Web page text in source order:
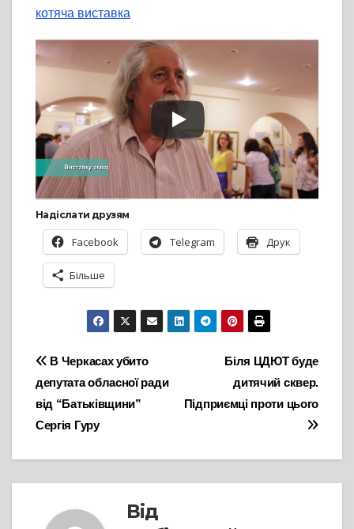
котяча виставка
Надіслати друзям
Facebook Telegram Друк
Більше
Навігація
записів
Біля ЦДЮТ буде
дитячий сквер.
Підприємці проти цього
В Черкасах убито
депутата обласної ради
від “Батьківщини”
Сергія Гуру
Від